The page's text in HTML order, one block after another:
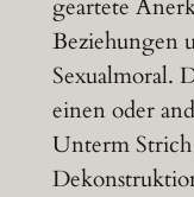
geartete
Beziehungen
Sexualmoral.
einen oder
Unterm Strich